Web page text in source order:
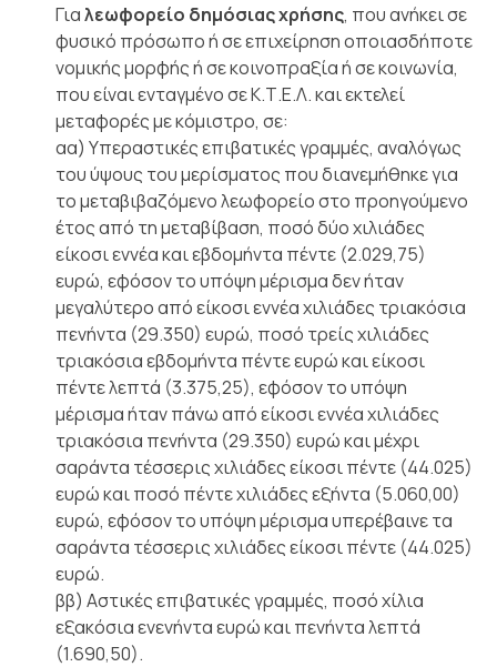
Γιαλεωφορείο δημόσιας χρήσης, που ανήκει σε
φυσικό πρόσωπο ή σε επιχείρηση οποιασδήποτε
νομικής μορφής ή σε κοινοπραξία ή σε κοινωνία,
που είναι ενταγμένο σε Κ.Τ.Ε.Λ. και εκτελεί
μεταφορές με κόμιστρο, σε:
αα) Υπεραστικές επιβατικές γραμμές, αναλόγως
του ύψους του μερίσματος που διανεμήθηκε για
το μεταβιβαζόμενο λεωφορείο στο προηγούμενο
έτος από τη μεταβίβαση, ποσό δύο χιλιάδες
είκοσι εννέα και εβδομήντα πέντε (2.029,75)
ευρώ, εφόσον το υπόψη μέρισμα δεν ήταν
μεγαλύτερο από είκοσι εννέα χιλιάδες τριακόσια
πενήντα (29.350) ευρώ, ποσό τρείς χιλιάδες
τριακόσια εβδομήντα πέντε ευρώ και είκοσι
πέντε λεπτά (3.375,25), εφόσον το υπόψη
μέρισμα ήταν πάνω από είκοσι εννέα χιλιάδες
τριακόσια πενήντα (29.350) ευρώ και μέχρι
σαράντα τέσσερις χιλιάδες είκοσι πέντε (44.025)
ευρώ και ποσό πέντε χιλιάδες εξήντα (5.060,00)
ευρώ, εφόσον το υπόψη μέρισμα υπερέβαινε τα
σαράντα τέσσερις χιλιάδες είκοσι πέντε (44.025)
ευρώ.
ββ) Αστικές επιβατικές γραμμές, ποσό χίλια
εξακόσια ενενήντα ευρώ και πενήντα λεπτά
(1.690,50).